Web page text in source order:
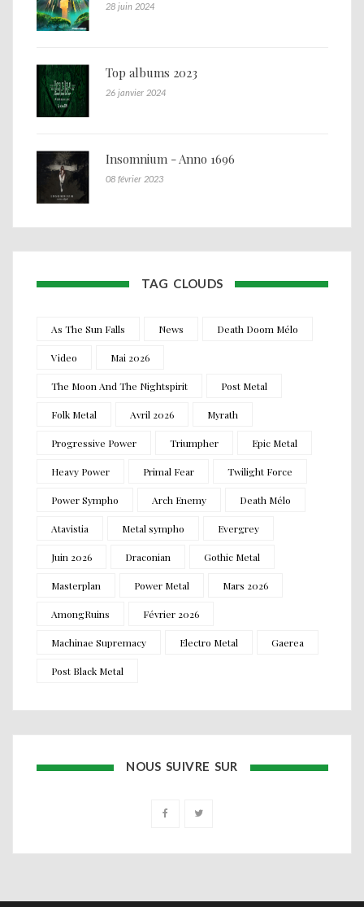
28 juin 2024
Top albums 2023
26 janvier 2024
Insomnium - Anno 1696
08 février 2023
TAG CLOUDS
As The Sun Falls News Death Doom Mélo
Video Mai 2026
The Moon And The Nightspirit Post Metal
Folk Metal Avril 2026 Myrath
Progressive Power Triumpher Epic Metal
Heavy Power Primal Fear Twilight Force
Power Sympho Arch Enemy Death Mélo
Atavistia Metal sympho Evergrey
Juin 2026 Draconian Gothic Metal
Masterplan Power Metal Mars 2026
AmongRuins Février 2026
Machinae Supremacy Electro Metal Gaerea
Post Black Metal
NOUS SUIVRE SUR